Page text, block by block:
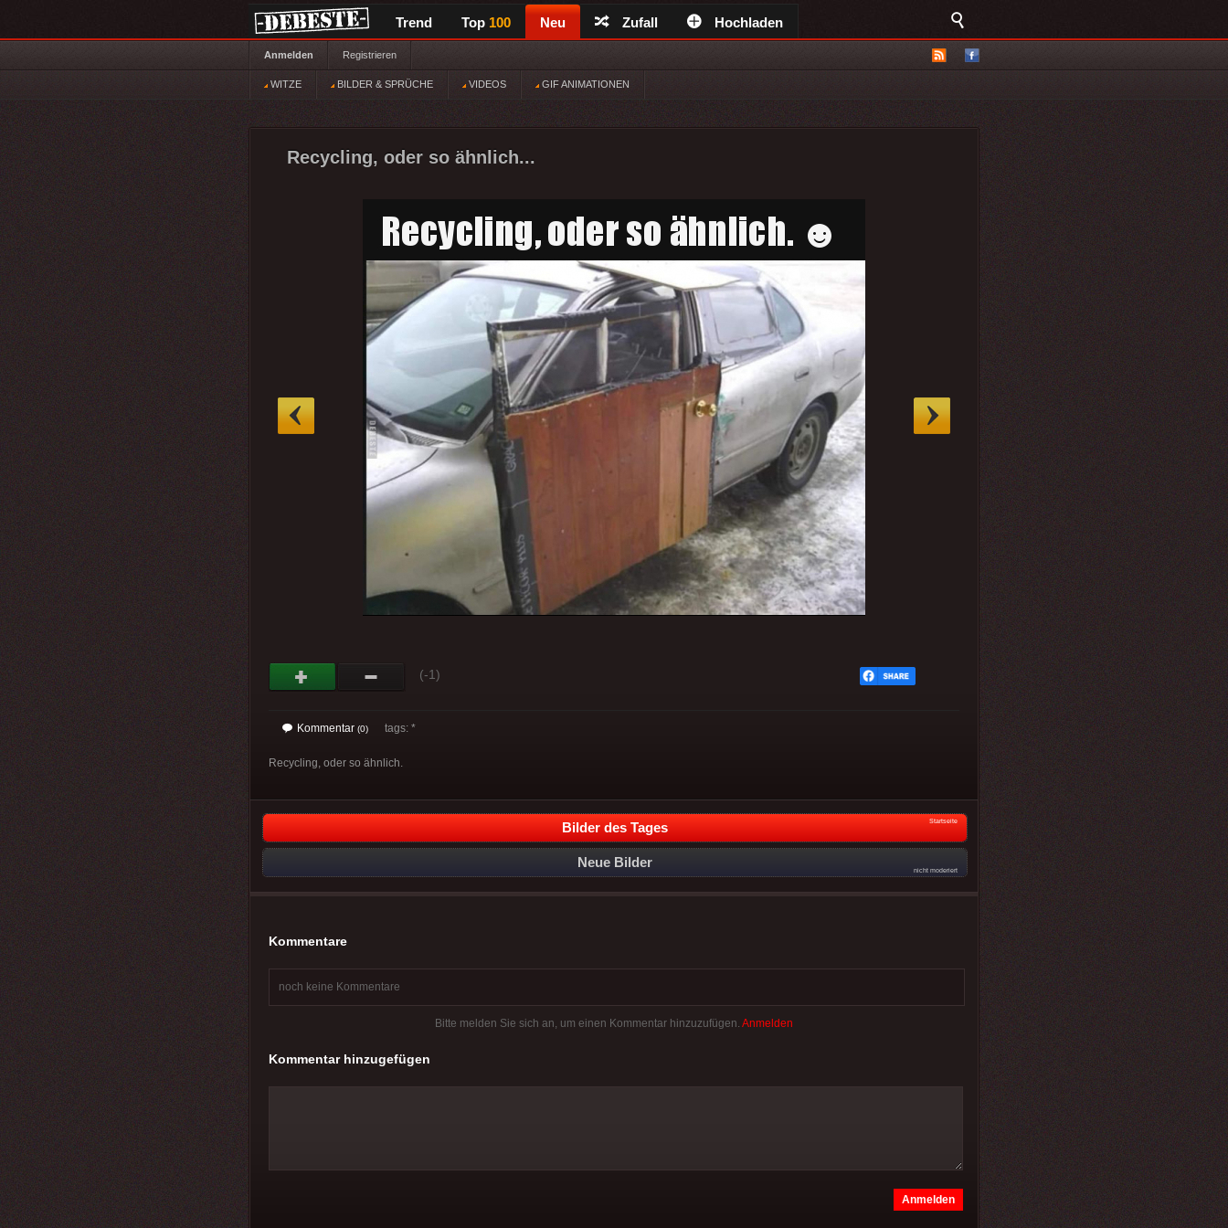
Trend Top 100 Neu Zufall Hochladen
Anmelden Registrieren
WITZE BILDER & SPRÜCHE VIDEOS GIF ANIMATIONEN
Recycling, oder so ähnlich...
(-1)
Kommentar (0) tags: *
Recycling, oder so ähnlich.
Bilder des Tages Startseite
Neue Bilder
nicht moderiert
Kommentare
noch keine Kommentare
Bitte melden Sie sich an, um einen Kommentar hinzuzufügen. Anmelden
Kommentar hinzugefügen